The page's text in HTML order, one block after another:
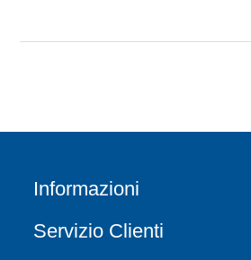
Informazioni
Servizio Clienti